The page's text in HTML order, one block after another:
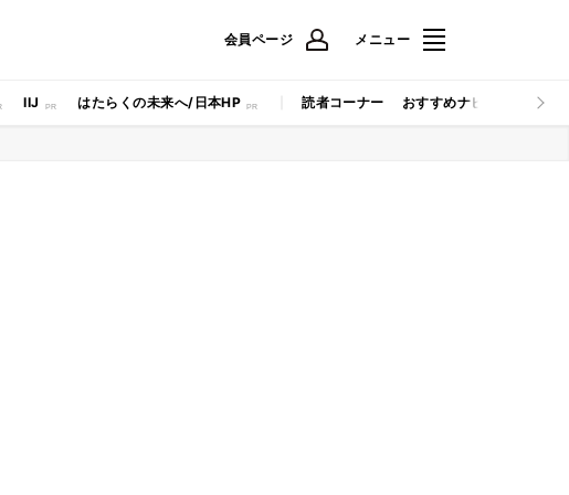
会員ページ メニュー
IIJ はたらくの未来へ/日本HP 読者コーナー おすすめナビ マイナビ